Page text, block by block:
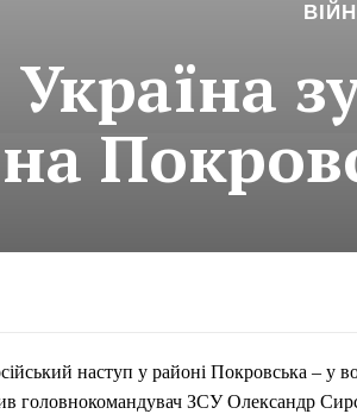
наступ у районі Покровська – у
головнокомандувач ЗСУ Олександр